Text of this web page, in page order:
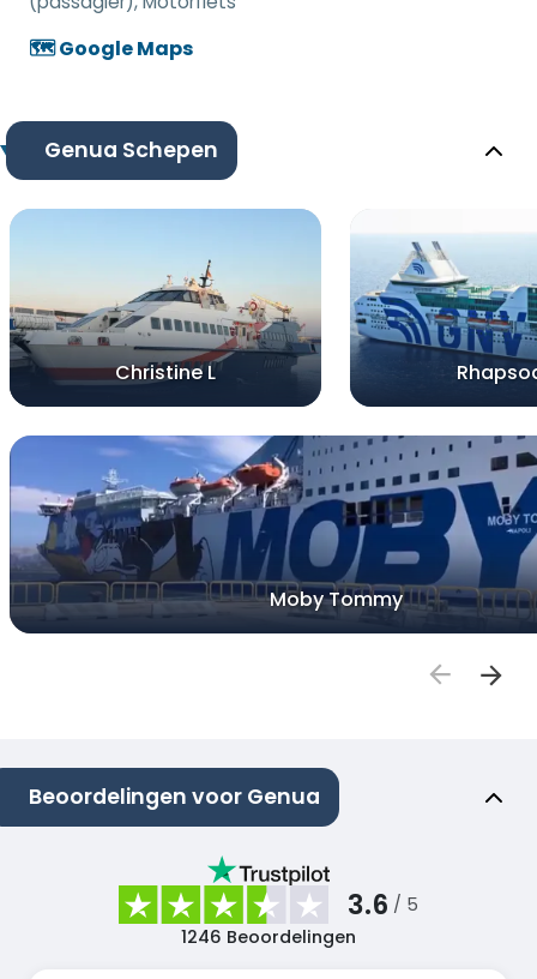
🗺️ Google Maps
Genua Schepen
Christine L
Moby Tommy
Beoordelingen voor Genua
3.6 / 5
1246 Beoordelingen